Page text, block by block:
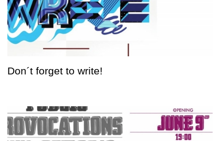
Don´t forget to write!